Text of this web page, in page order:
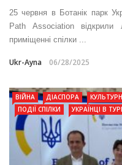
25 червня в Ботанік парк
Path Association відкрили
приміщенні спілки ...
Ukr-Ayna 06/28/2025
ВІЙНА ДІАСПОРА
ПОДІЇ СПІЛКИ
УКРАЇНЦІ В